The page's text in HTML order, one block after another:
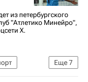
из петербургского
"Атлетико Минейро",
Х.
Еще7
Халк